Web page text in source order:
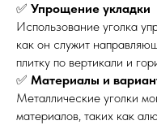
✅ Упрощение укладки
Использование уголка
как он служит
плитку по вертикали и
✅ Материалы и
Металлические уголки
материалов, таких как